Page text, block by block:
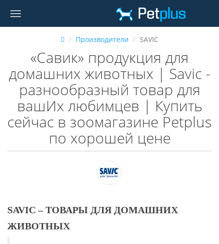
Производители SAVIC
«Савик» продукция для
домашних животных | Savic -
разнообразный товар для
вашИх любимцев | Купить
сейчас в зоомагазине Petplus
по хорошей цене
SAVIC – ТОВАРЫ ДЛЯ ДОМАШНИХ
ЖИВОТНЫХ